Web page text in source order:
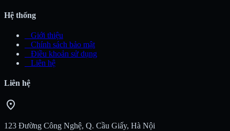
Hệ thống
Giới thiệu
Chính sách bảo mật
Điều khoản sử dụng
Liên hệ
Liên hệ
location_on
123 Đường Công Nghệ, Q. Cầu Giấy, Hà Nội